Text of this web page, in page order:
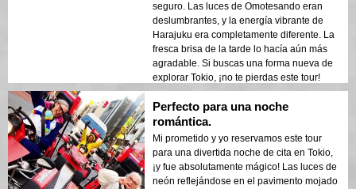
seguro. Las luces de Omotesando eran
deslumbrantes, y la energía vibrante de
Harajuku era completamente diferente. La
fresca brisa de la tarde lo hacía aún más
agradable. Si buscas una forma nueva de
explorar Tokio, ¡no te pierdas este tour!
Perfecto para una noche
romántica.
Mi prometido y yo reservamos este tour
para una divertida noche de cita en Tokio,
¡y fue absolutamente mágico! Las luces de
neón reflejándose en el pavimento mojado